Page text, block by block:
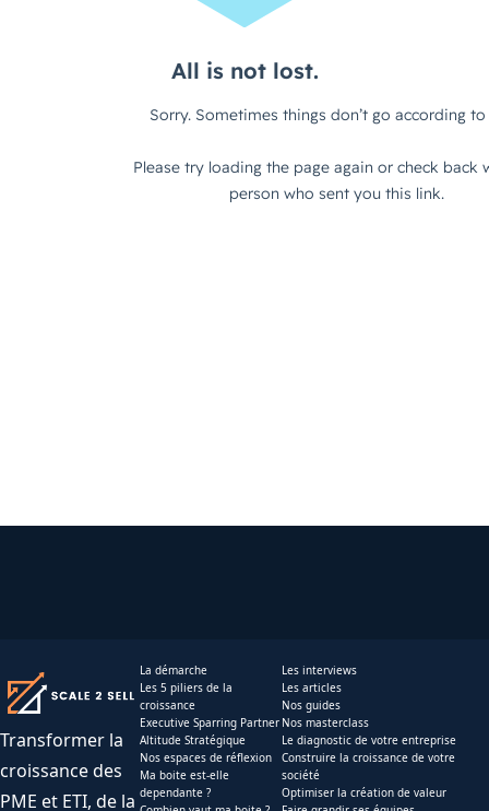
Transformer la
croissance des
PME et ETI, de la
La démarche
Les 5 piliers de la
croissance
Executive Sparring Partner
Altitude Stratégique
Nos espaces de réflexion
Ma boite est-elle
dependante ?
Les interviews
Les articles
Nos guides
Nos masterclass
Le diagnostic de votre entreprise
Construire la croissance de votre
société
Optimiser la création de valeur